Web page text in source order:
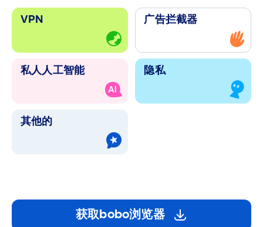
VPN 广告拦截器
私人人工智能 隐私
其他的
获取bobo浏览器